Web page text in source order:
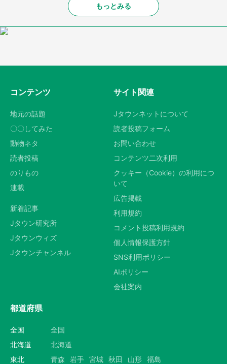
もっとみる
コンテンツ
地元の話題
〇〇してみた
動物ネタ
読者投稿
のりもの
連載
新着記事
Jタウン研究所
Jタウンウィズ
Jタウンチャンネル
サイト関連
Jタウンネットについて
読者投稿フォーム
お問い合わせ
コンテンツ二次利用
クッキー（Cookie）の利用につ
いて
広告掲載
利用規約
コメント投稿利用規約
個人情報保護方針
SNS利用ポリシー
AIポリシー
会社案内
都道府県
全国
全国
北海道
北海道
東北
青森 岩手 宮城 秋田 山形 福島